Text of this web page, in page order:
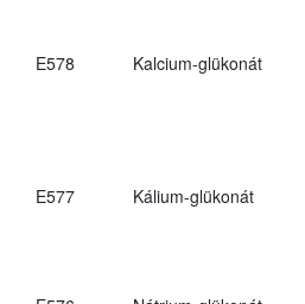
E578 Kalcium-glükonát
E577 Kálium-glükonát